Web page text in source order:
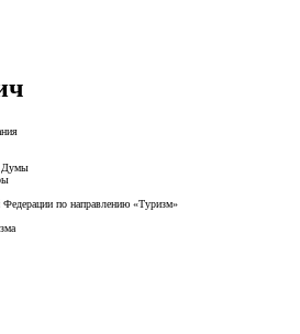
Думы
Федерации по направлению «Туризм»